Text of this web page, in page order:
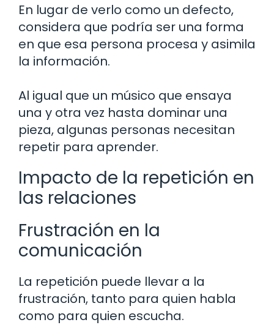
En lugar de verlo como un defecto,
considera que podría ser una forma
en que esa persona procesa y asimila
la información.
Al igual que un músico que ensaya
una y otra vez hasta dominar una
pieza, algunas personas necesitan
repetir para aprender.
Impacto de la repetición en
las relaciones
Frustración en la
comunicación
La repetición puede llevar a la
frustración, tanto para quien habla
como para quien escucha.